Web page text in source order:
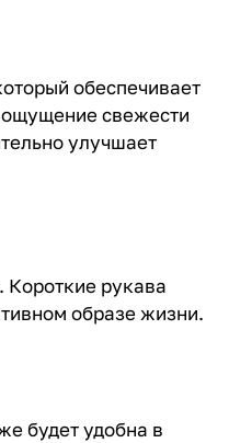
обеспечивает
ощущение свежести
улучшает
Короткие рукава
образе жизни.
будет удобна в